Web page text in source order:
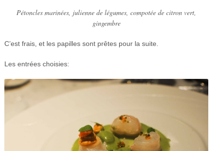
Pétoncles marinées, julienne de légumes, compotée de citron vert,
gingembre
C’est frais, et les papilles sont prêtes pour la suite.
Les entrées choisies: